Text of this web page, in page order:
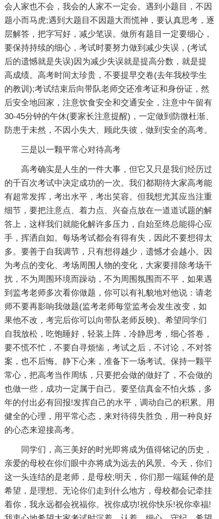
会人家也不会，我会的人家不一定会。遇到小题目，不因
题小而马虎;遇到大题目不因题大而慌神，要认真思考，逐
层解答，把字写好，减少笔误。做所有题目一定要细心，
要保持持续的细心，考试时要努力做到减少失误，(考试
后的遗憾就是失误)因为减少失误就是提高分数，就是提
高成绩。高考时间太珍贵，不要提早交卷(去年我校学生
的教训);考试结束后向带队老师交还准考证和身份证，然
后安全地回家，注意饮食安全和交通安全，注意中午留有
30-45分钟的午休(要家长注意提醒)，一定做到防微杜渐、
防患于未然，不因小失大、顾此失彼，做到安全的高考。
三是以一颗平常心对待高考
高考确实是人生的一件大事，但它又只是我们经历过
的千百次考试中决定成功的一次。我们都期待大家高考能
有超常发挥，考出水平，考出笑容。但我想尤其应当注重
细节，要把注意点、着力点、兴奋点放在一道道试题的解
答上，这样我们就能化解许多压力，自始至终总能得心应
手，挥洒自如。每场考试都会有得有失，因此不要想得太
多。要善于自我调节，只有想得越少，遗憾才会越小。因
为考点的变化、考场周围人物的变化，大家要排除考场干
扰，不为周围环境而躁动，不为周围氛围而不平，如果遇
到监考老师多次看你做题，你可以有礼貌地对他说：请老
师不要再影响我做题(监考老师每堂监考会发生改变，如
果他不改，考完后你可以向带队老师反映)。希望同学们
自我放松，吃饱睡好，轻装上阵，冷静思考，细心答卷，
要不慌不忙，不要自寻烦恼，考试之后，不讨论，不对答
案，也不后悔。静下心来，准备下一场考试。保持一颗平
常心，把高考当作周练，只要把会做的做好了，不会做的
也做一些，成功一定属于自己。要坚信真金不怕火炼，多
年的付出必有回报!发挥自己的水平，调动自己的积累。用
健全的心理，用平常心态，来对待得失胜负，用一种良好
的心态来迎接高考。
同学们，高三美好的时光即将成为值得铭记的历史，
亲爱的母校在你们眼中亦将成为远去的风景。今天，你们
这一头连结的是老师，是母校;明天，你们那一端延伸的是
希望，是理想。无论你们走到什么地方，母校都会记牵挂
着你，我永远都会祝福你。祝你成功!祝你快乐!祝你幸福!